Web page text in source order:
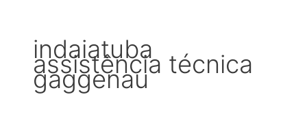
indaiatuba
assistência técnica
gaggenau